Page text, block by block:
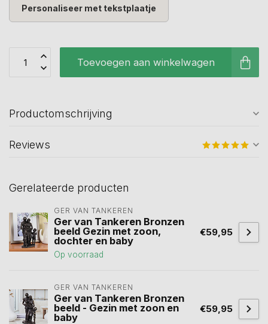
Personaliseer met tekstplaatje
Toevoegen aan winkelwagen
Productomschrijving
Reviews
Gerelateerde producten
GER VAN TANKEREN
Ger van Tankeren Bronzen
beeld Gezin met zoon,
dochter en baby
Op voorraad
€59,95
GER VAN TANKEREN
Ger van Tankeren Bronzen
beeld - Gezin met zoon en
baby
€59,95